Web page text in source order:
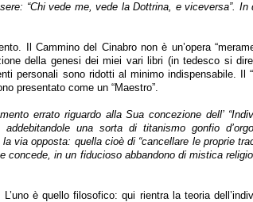
“Chi vede me, vede la Dottrina, e viceversa”. In
Il Cammino del Cinabro non è un’opera
della genesi dei miei vari libri (in tedesco si
personali sono ridotti al minimo indispensabile. Il
presentato come un “Maestro”.
errato riguardo alla Sua concezione dell’
addebitandole una sorta di titanismo gonfio
via opposta: quella cioè di “cancellare le proprie
concede, in un fiducioso abbandono di mistica
è quello filosofico: qui rientra la teoria